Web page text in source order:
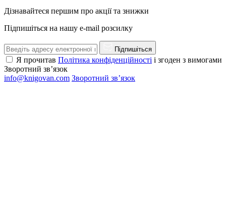
Дізнавайтеся першим про акції та знижки
Підпишіться на нашу e-mail розсилку
Підпишіться
Я прочитав Політика конфіденційності і згоден з вимогами
Зворотний зв’язок
info@knigovan.com Зворотний зв’язок